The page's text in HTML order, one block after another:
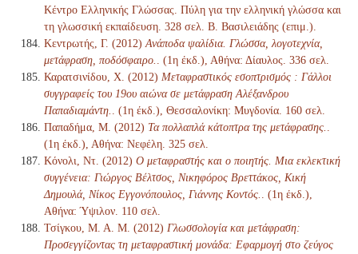
Κέντρο Ελληνικής Γλώσσας. Πύλη για την ελληνική γλώσσα και
τη γλωσσική εκπαίδευση. 328 σελ. Β. Βασιλειάδης (επιμ.).
Κεντρωτής, Γ. (2012) Ανάποδα ψαλίδια. Γλώσσα, λογοτεχνία,
μετάφραση, ποδόσφαιρο.
. (1η έκδ.), Αθήνα: Δίαυλος. 336 σελ.
Καρατσινίδου, Χ. (2012) Μεταφραστικός εσοπτρισμός : Γάλλοι
συγγραφείς του 19ου αιώνα σε μετάφραση Αλέξανδρου
Παπαδιαμάντη.
. (1η έκδ.), Θεσσαλονίκη: Μυγδονία. 160 σελ.
Παπαδήμα, Μ. (2012) Τα πολλαπλά κάτοπτρα της μετάφρασης.
(1η έκδ.), Αθήνα: Νεφέλη. 325 σελ.
Κόνολι, Ντ. (2012) Ο μεταφραστής και ο ποιητής. Μια εκλεκτική
συγγένεια: Γιώργος Βέλτσος, Νικηφόρος Βρεττάκος, Κική
Δημουλά, Νίκος Εγγονόπουλος, Γιάννης Κοντός.
. (1η έκδ.),
Αθήνα: Ύψιλον. 110 σελ.
Τσίγκου, Μ. Α. Μ. (2012) Γλωσσολογία και μετάφραση:
Προσεγγίζοντας τη μεταφραστική μονάδα: Εφαρμογή στο ζεύγος